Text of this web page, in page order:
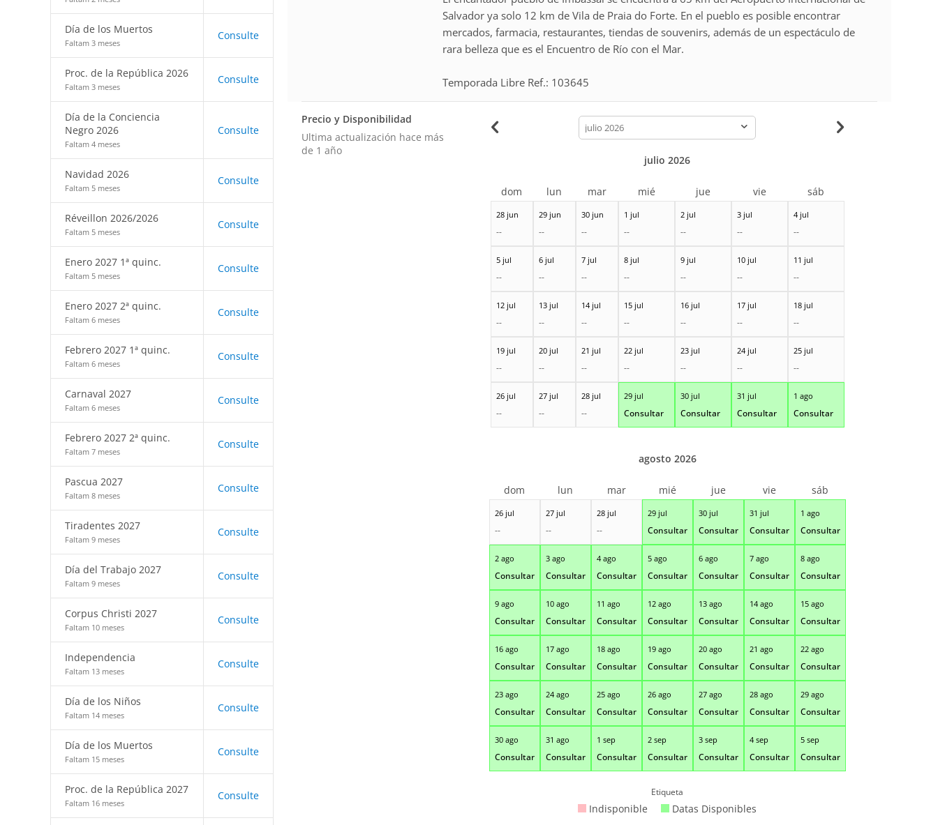
Día de los Muertos
Faltam 3 meses
Consulte
Proc. de la República 2026
Faltam 3 meses
Consulte
Día de la Conciencia
Negro 2026
Faltam 4 meses
Consulte
Navidad 2026
Faltam 5 meses
Consulte
Réveillon 2026/2026
Faltam 5 meses
Consulte
Enero 2027 1ª quinc.
Faltam 5 meses
Consulte
Enero 2027 2ª quinc.
Faltam 6 meses
Consulte
Febrero 2027 1ª quinc.
Faltam 6 meses
Consulte
Carnaval 2027
Faltam 6 meses
Consulte
Febrero 2027 2ª quinc.
Faltam 7 meses
Consulte
Pascua 2027
Faltam 8 meses
Consulte
Tiradentes 2027
Faltam 9 meses
Consulte
Día del Trabajo 2027
Faltam 9 meses
Consulte
Corpus Christi 2027
Faltam 10 meses
Consulte
Independencia
Faltam 13 meses
Consulte
Día de los Niños
Faltam 14 meses
Consulte
Día de los Muertos
Faltam 15 meses
Consulte
Proc. de la República 2027
Faltam 16 meses
Consulte
Salvador ya solo 12 km de Vila de Praia do Forte. En el pueblo es posible encontrar
mercados, farmacia, restaurantes, tiendas de souvenirs, además de un espectáculo de
rara belleza que es el Encuentro de Río con el Mar.
Temporada Libre Ref.: 103645
Precio y Disponibilidad
Ultima actualización hace más
de 1 año
calendar-
month
28 jun
--
29 jun
--
30 jun
--
1 jul
--
2 jul
--
3 jul
--
4 jul
--
5 jul
--
6 jul
--
7 jul
--
8 jul
--
9 jul
--
10 jul
--
11 jul
--
12 jul
--
13 jul
--
14 jul
--
15 jul
--
16 jul
--
17 jul
--
18 jul
--
19 jul
--
20 jul
--
21 jul
--
22 jul
--
23 jul
--
24 jul
--
25 jul
--
26 jul
--
27 jul
--
28 jul
--
29 jul
Consultar
30 jul
Consultar
31 jul
Consultar
1 ago
Consultar
julio 2026
dom lun mar mié jue vie sáb
26 jul
--
27 jul
--
28 jul
--
29 jul
Consultar
30 jul
Consultar
31 jul
Consultar
1 ago
Consultar
2 ago
Consultar
3 ago
Consultar
4 ago
Consultar
5 ago
Consultar
6 ago
Consultar
7 ago
Consultar
8 ago
Consultar
9 ago
Consultar
10 ago
Consultar
11 ago
Consultar
12 ago
Consultar
13 ago
Consultar
14 ago
Consultar
15 ago
Consultar
16 ago
Consultar
17 ago
Consultar
18 ago
Consultar
19 ago
Consultar
20 ago
Consultar
21 ago
Consultar
22 ago
Consultar
23 ago
Consultar
24 ago
Consultar
25 ago
Consultar
26 ago
Consultar
27 ago
Consultar
28 ago
Consultar
29 ago
Consultar
30 ago
Consultar
31 ago
Consultar
1 sep
Consultar
2 sep
Consultar
3 sep
Consultar
4 sep
Consultar
5 sep
Consultar
agosto 2026
dom lun mar mié jue vie sáb
Etiqueta
Indisponible Datas Disponibles